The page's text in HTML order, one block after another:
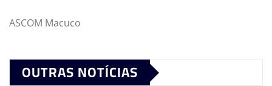
ASCOM Macuco
OUTRAS NOTÍCIAS